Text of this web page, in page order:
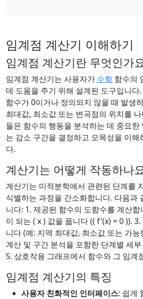
임계점 계산기 이해하기
임계점 계산기란 무엇인가
임계점 계산기는 사용자가 수학 함수의
데 도움을 주기 위해 설계된 도구입니다
함수가 0이거나 정의되지 않을 때 발생
최대값, 최소값 또는 변곡점의 위치를
들은 함수의 행동을 분석하는 데 중요한
는 감소 구간을 결정하고 오목성을 이해
다.
계산기는 어떻게 작동하나
계산기는 미적분학에서 관련된 단계를
식별하는 과정을 간소화합니다. 다음과
니다: 1. 제공된 함수의 도함수를 계산
이 되는 ( x ) 값을 풉니다 (( f'(x) = 0 )).
니다 (예: 지역 최대값, 최소값 또는 가
계산 및 구간 분석을 포함한 단계별 세
5. 상호작용 그래프에서 함수와 그 임계
임계점 계산기의 특징
사용자 친화적인 인터페이스: 쉽게